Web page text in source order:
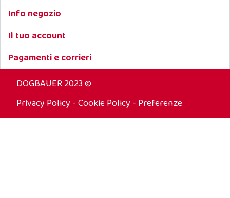
Info negozio
Il tuo account
Pagamenti e corrieri
DOGBAUER 2023 ©
Privacy Policy -Cookie Policy - Preferenze